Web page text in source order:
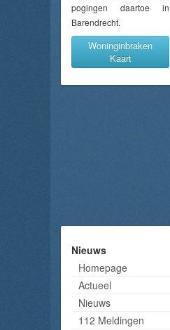
pogingen daartoe in
Barendrecht.
Woninginbraken
Kaart
Nieuws
Homepage
Actueel
Nieuws
112 Meldingen